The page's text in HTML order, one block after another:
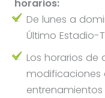
horarios:
De lunes a
Último Estadio-
Los horarios de
modificaciones